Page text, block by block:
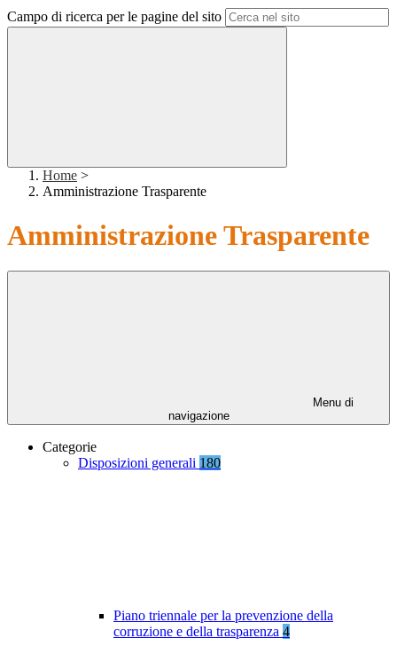
Campo di ricerca per le pagine del sito
Home >
Amministrazione Trasparente
Amministrazione Trasparente
Menu di
navigazione
Categorie
Disposizioni generali 180
Piano triennale per la prevenzione della
corruzione e della trasparenza 4